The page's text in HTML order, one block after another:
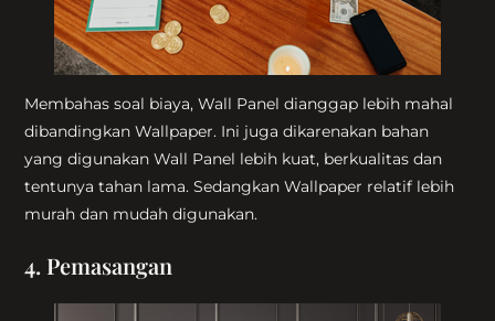
Membahas soal biaya, Wall Panel dianggap lebih mahal
dibandingkan Wallpaper. Ini juga dikarenakan bahan
yang digunakan Wall Panel lebih kuat, berkualitas dan
tentunya tahan lama. Sedangkan Wallpaper relatif lebih
murah dan mudah digunakan.
4. Pemasangan